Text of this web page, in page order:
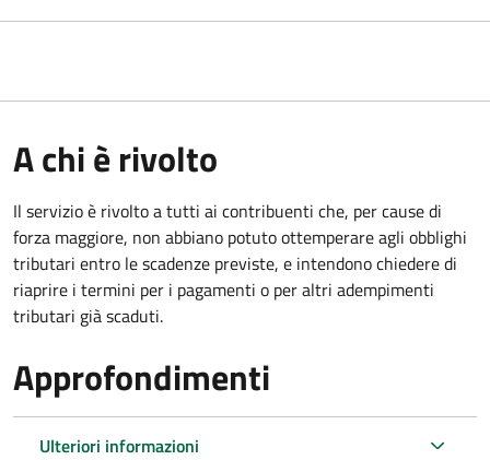
A chi è rivolto
Il servizio è rivolto a tutti ai contribuenti che, per cause di
forza maggiore, non abbiano potuto ottemperare agli obblighi
tributari entro le scadenze previste, e intendono chiedere di
riaprire i termini per i pagamenti o per altri adempimenti
tributari già scaduti.
Approfondimenti
Ulteriori informazioni